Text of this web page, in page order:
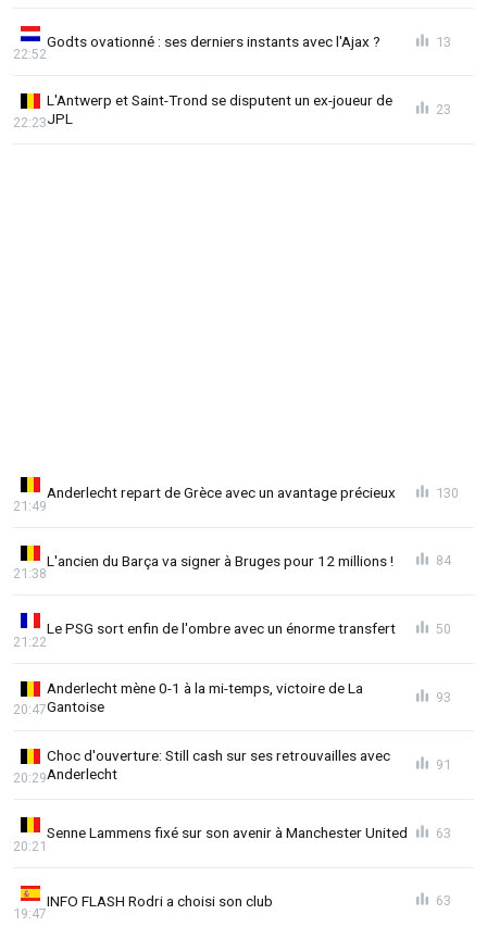
Godts ovationné : ses derniers instants avec l'Ajax ?
22:52
13
L'Antwerp et Saint-Trond se disputent un ex-joueur de
JPL
22:23
23
Anderlecht repart de Grèce avec un avantage précieux
21:49
130
L'ancien du Barça va signer à Bruges pour 12 millions !
21:38
84
Le PSG sort enfin de l'ombre avec un énorme transfert
21:22
50
Anderlecht mène 0-1 à la mi-temps, victoire de La
Gantoise
20:47
93
Choc d'ouverture: Still cash sur ses retrouvailles avec
Anderlecht
20:29
91
Senne Lammens fixé sur son avenir à Manchester United
20:21
63
INFO FLASH Rodri a choisi son club
19:47
63